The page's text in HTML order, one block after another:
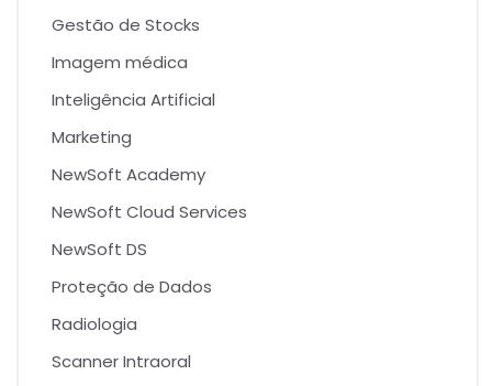
Gestão de Stocks
Imagem médica
Inteligência Artificial
Marketing
NewSoft Academy
NewSoft Cloud Services
NewSoft DS
Proteção de Dados
Radiologia
Scanner Intraoral